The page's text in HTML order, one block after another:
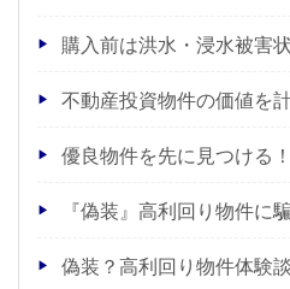
購入前は洪水・浸水被害
不動産投資物件の価値を
優良物件を先に見つける！
『偽装』高利回り物件に
偽装？高利回り物件体験談